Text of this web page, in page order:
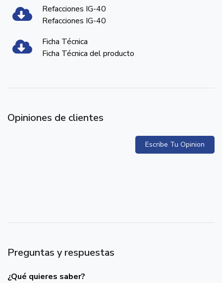
Refacciones IG-40
Refacciones IG-40
Ficha Técnica
Ficha Técnica del producto
Opiniones de clientes
Escribe Tu Opinion
Preguntas y respuestas
¿Qué quieres saber?